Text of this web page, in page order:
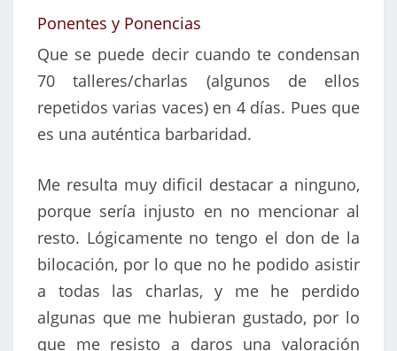
Ponentes y Ponencias
Que se puede decir cuando te condensan
70 talleres/charlas (algunos de ellos
repetidos varias vaces) en 4 días. Pues que
es una auténtica barbaridad.
Me resulta muy dificil destacar a ninguno,
porque sería injusto en no mencionar al
resto. Lógicamente no tengo el don de la
bilocación, por lo que no he podido asistir
a todas las charlas, y me he perdido
algunas que me hubieran gustado, por lo
que me resisto a daros una valoración